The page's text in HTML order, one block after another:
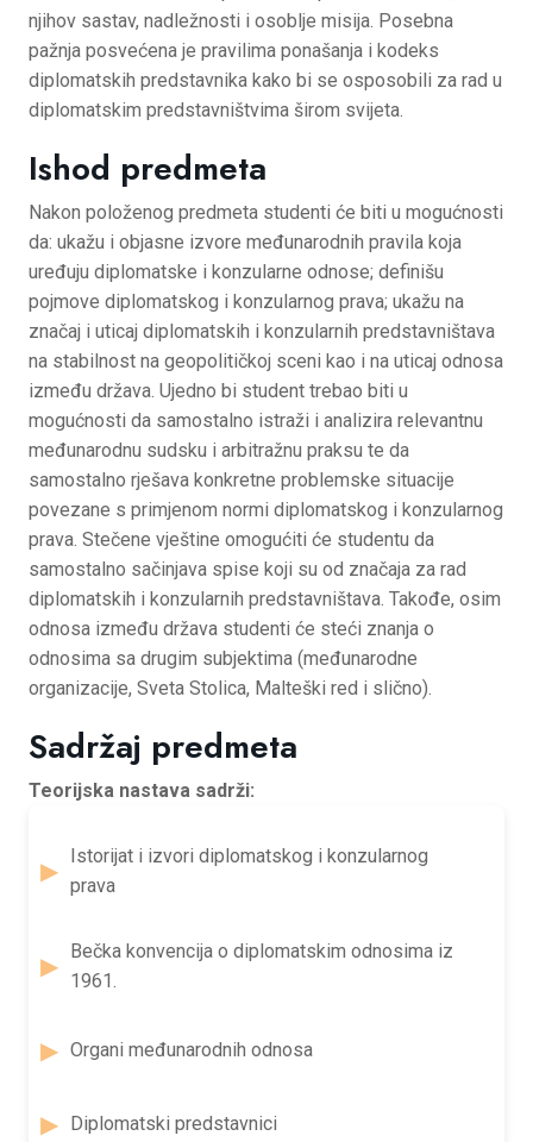
njihov sastav, nadležnosti i osoblje misija. Posebna
pažnja posvećena je pravilima ponašanja i kodeks
diplomatskih predstavnika kako bi se osposobili za rad u
diplomatskim predstavništvima širom svijeta.
Ishod predmeta
Nakon položenog predmeta studenti će biti u mogućnosti
da: ukažu i objasne izvore međunarodnih pravila koja
uređuju diplomatske i konzularne odnose; definišu
pojmove diplomatskog i konzularnog prava; ukažu na
značaj i uticaj diplomatskih i konzularnih predstavništava
na stabilnost na geopolitičkoj sceni kao i na uticaj odnosa
između država. Ujedno bi student trebao biti u
mogućnosti da samostalno istraži i analizira relevantnu
međunarodnu sudsku i arbitražnu praksu te da
samostalno rješava konkretne problemske situacije
povezane s primjenom normi diplomatskog i konzularnog
prava. Stečene vještine omogućiti će studentu da
samostalno sačinjava spise koji su od značaja za rad
diplomatskih i konzularnih predstavništava. Takođe, osim
odnosa između država studenti će steći znanja o
odnosima sa drugim subjektima (međunarodne
organizacije, Sveta Stolica, Malteški red i slično).
Sadržaj predmeta
Teorijska nastava sadrži:
Istorijat i izvori diplomatskog i konzularnog
prava
Bečka konvencija o diplomatskim odnosima iz
1961.
Organi međunarodnih odnosa
Diplomatski predstavnici